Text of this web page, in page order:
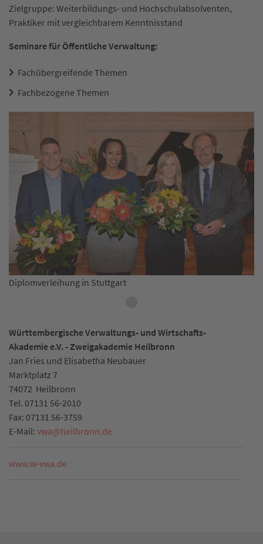
Zielgruppe: Weiterbildungs- und Hochschulabsolventen,
Praktiker mit vergleichbarem Kenntnisstand
Seminare für Öffentliche Verwaltung:
Fachübergreifende Themen
Fachbezogene Themen
Diplomverleihung in Stuttgart
Württembergische Verwaltungs- und Wirtschafts-
Akademie e.V. - Zweigakademie Heilbronn
Jan Fries und Elisabetha Neubauer
Marktplatz 7
74072 Heilbronn
Tel. 07131 56-2010
Fax: 07131 56-3759
E-Mail: vwa@heilbronn.de
www.w-vwa.de